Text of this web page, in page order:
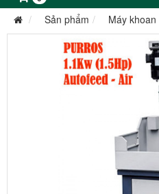
Sản phẩm Máy khoan